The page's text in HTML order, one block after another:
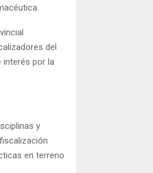
del
interés por la
y
en terreno